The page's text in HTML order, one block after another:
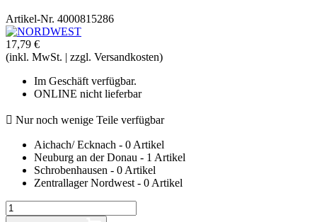
Artikel-Nr. 4000815286
17,79 €
(inkl. MwSt. | zzgl. Versandkosten)
Im Geschäft verfügbar.
ONLINE nicht lieferbar
 Nur noch wenige Teile verfügbar
Aichach/ Ecknach - 0 Artikel
Neuburg an der Donau - 1 Artikel
Schrobenhausen - 0 Artikel
Zentrallager Nordwest - 0 Artikel